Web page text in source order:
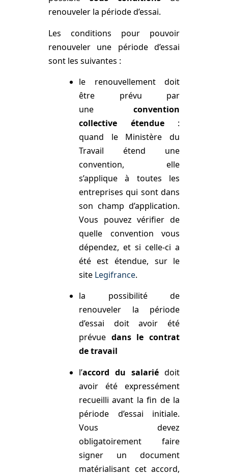
renouveler la période d’essai.
Les conditions pour pouvoir
renouveler une période d’essai
sont les suivantes :
le renouvellement doit
être prévu par
uneconvention
collective étendue:
quand le Ministère du
Travail étend une
convention, elle
s’applique à toutes les
entreprises qui sont dans
son champ d’application.
Vous pouvez vérifier de
quelle convention vous
dépendez, et si celle-ci a
été est étendue, sur le
site Legifrance.
la possibilité de
renouveler la période
d’essai doit avoir été
prévue dans le contrat
de travail
l’accord du salarié doit
avoir été expressément
recueilli avant la fin de la
période d’essai initiale.
Vous devez
obligatoirement faire
signer un document
matérialisant cet accord,